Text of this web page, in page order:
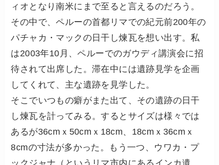
ィオとなり南米にまで至ると言えるのだろう。
その中で、ペルーの首都リマでの紀元前200年の
パチャカ・マックの日干し煉瓦を想い出す。私
は2003年10月、ペルーでのガウディ講演会に招
待されて出席した。滞在中には遺跡見学を企画
してくれて、主な遺跡を見学した。
そこでいつもの癖がまた出て、その遺跡の日干
し煉瓦を計ってみる。するとサイズは様々では
あるが36cmｘ50cmｘ18cm、18cmｘ36cmｘ
8cmの寸法が多かった。もう一つ、ウワカ・プ
ックジャナ（というリマ市内にあるインカ遺